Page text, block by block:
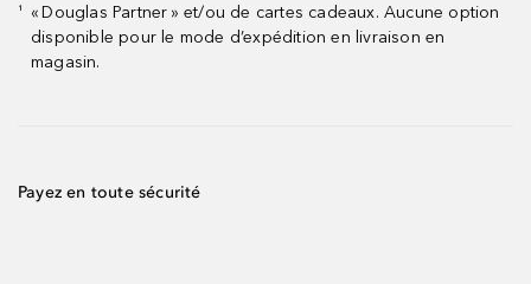
¹
« Douglas Partner » et/ou de cartes cadeaux. Aucune option
disponible pour le mode d’expédition en livraison en
magasin.
Payez en toute sécurité